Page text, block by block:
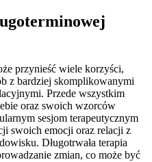
przynieść wiele korzyści,
z bardziej skomplikowanymi
Przede wszystkim
oraz swoich wzorców
sesjom terapeutycznym
swoich emocji oraz relacji z
Długotrwała terapia
zmian, co może być